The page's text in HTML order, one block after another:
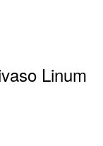
Linum